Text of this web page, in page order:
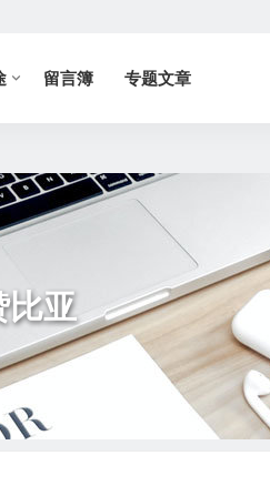
留言簿 专题文章
比亚